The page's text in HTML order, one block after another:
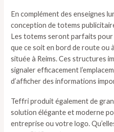
En complément des enseignes
conception de totems
Les totems seront parfaits
que ce soit en bord de route ou
située à Reims. Ces structures
signaler efficacement
d’afficher des informations
Teffri produit également de
solution élégante et moderne
entreprise ou votre logo.